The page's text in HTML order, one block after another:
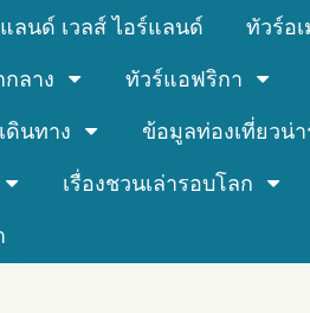
ลนด์ เวลส์ ไอร์แลนด์ ทัวร์อ
ลาง ทัวร์แอฟริกา
ดินทาง ข้อมูลท่องเที่ยวน่า
เรื่องชวนเล่ารอบโลก